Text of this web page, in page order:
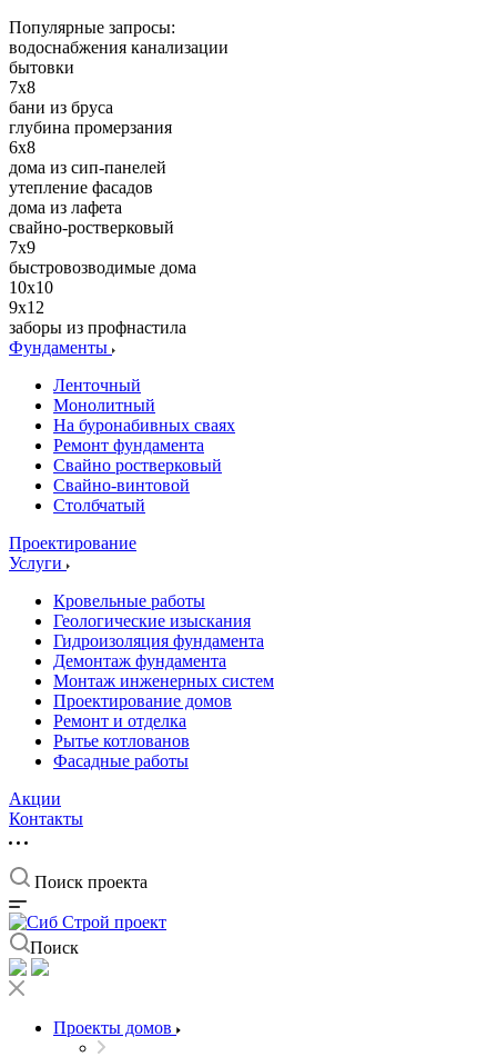
Популярные запросы:
водоснабжения канализации
бытовки
7x8
бани из бруса
глубина промерзания
6x8
дома из сип-панелей
утепление фасадов
дома из лафета
свайно-ростверковый
7x9
быстровозводимые дома
10х10
9х12
заборы из профнастила
Фундаменты
Ленточный
Монолитный
На буронабивных сваях
Ремонт фундамента
Свайно ростверковый
Свайно-винтовой
Столбчатый
Проектирование
Услуги
Кровельные работы
Геологические изыскания
Гидроизоляция фундамента
Демонтаж фундамента
Монтаж инженерных систем
Проектирование домов
Ремонт и отделка
Рытье котлованов
Фасадные работы
Акции
Контакты
Поиск проекта
Поиск
Проекты домов